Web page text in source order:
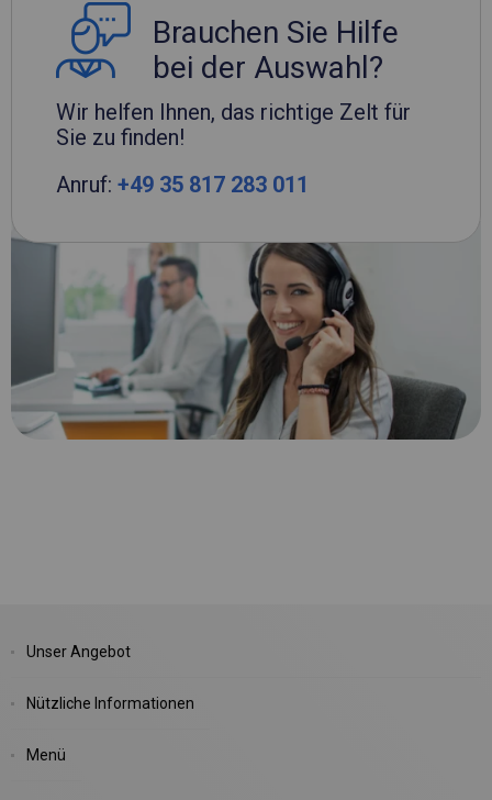
Brauchen Sie Hilfe
bei der Auswahl?
Wir helfen Ihnen, das richtige Zelt für
Sie zu finden!
Anruf: +49 35 817 283 011
Unser Angebot
Nützliche Informationen
Menü